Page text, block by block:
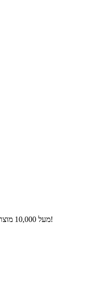
מעל 10,000 מוצרים ומאכלים במאגר עם ערכים תזונתיים!